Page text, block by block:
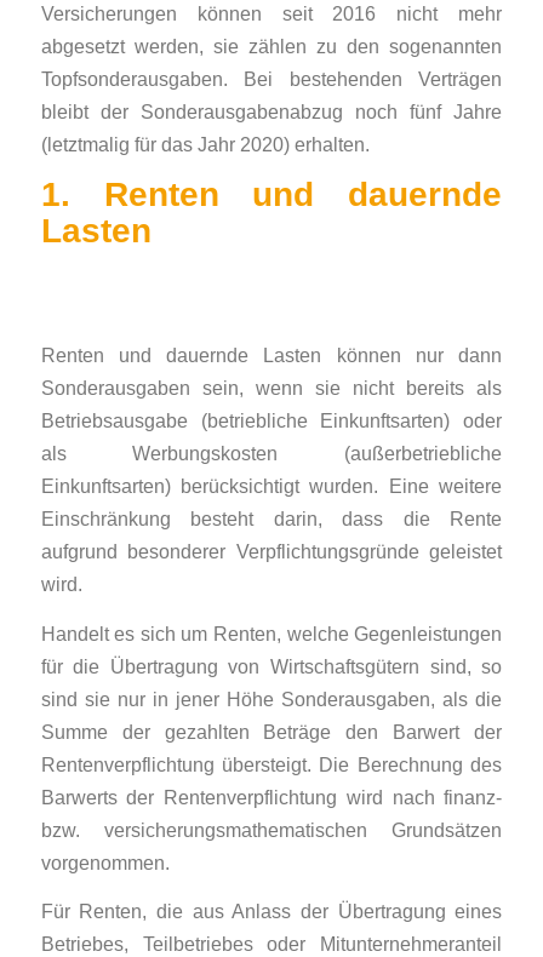
Versicherungen können seit 2016 nicht mehr
abgesetzt werden, sie zählen zu den sogenannten
Topfsonderausgaben. Bei bestehenden Verträgen
bleibt der Sonderausgabenabzug noch fünf Jahre
(letztmalig für das Jahr 2020) erhalten.
1. Renten und dauernde
Lasten
Renten und dauernde Lasten können nur dann
Sonderausgaben sein, wenn sie nicht bereits als
Betriebsausgabe (betriebliche Einkunftsarten) oder
als Werbungskosten (außerbetriebliche
Einkunftsarten) berücksichtigt wurden. Eine weitere
Einschränkung besteht darin, dass die Rente
aufgrund besonderer Verpflichtungsgründe geleistet
wird.
Handelt es sich um Renten, welche Gegenleistungen
für die Übertragung von Wirtschaftsgütern sind, so
sind sie nur in jener Höhe Sonderausgaben, als die
Summe der gezahlten Beträge den Barwert der
Rentenverpflichtung übersteigt. Die Berechnung des
Barwerts der Rentenverpflichtung wird nach finanz-
bzw. versicherungsmathematischen Grundsätzen
vorgenommen.
Für Renten, die aus Anlass der Übertragung eines
Betriebes, Teilbetriebes oder Mitunternehmeranteil